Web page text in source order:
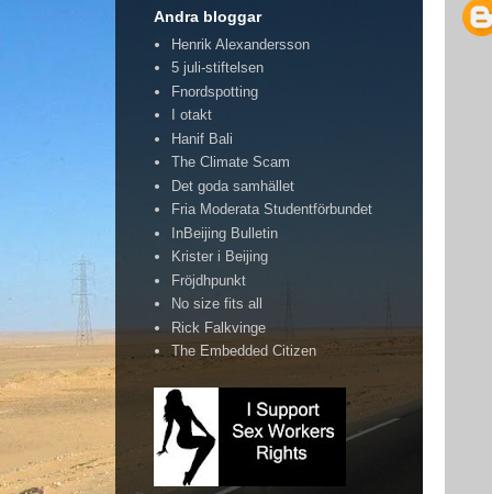
Andra bloggar
Henrik Alexandersson
5 juli-stiftelsen
Fnordspotting
I otakt
Hanif Bali
The Climate Scam
Det goda samhället
Fria Moderata Studentförbundet
InBeijing Bulletin
Krister i Beijing
Fröjdhpunkt
No size fits all
Rick Falkvinge
The Embedded Citizen